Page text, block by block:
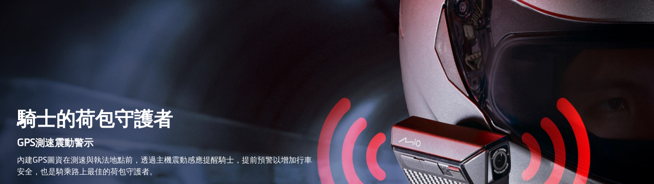
騎士的荷包守護者
GPS測速震動警示
內建GPS圖資在測速與執法地點前，透過主機震動感應提醒騎士，提前預警以增加行車
安全，也是騎乘路上最佳的荷包守護者。